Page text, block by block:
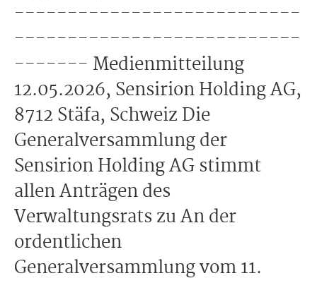
---------------------------
---------------------------
------- Medienmitteilung
12.05.2026, Sensirion Holding AG,
8712 Stäfa, Schweiz Die
Generalversammlung der
Sensirion Holding AG stimmt
allen Anträgen des
Verwaltungsrats zu An der
ordentlichen
Generalversammlung vom 11.